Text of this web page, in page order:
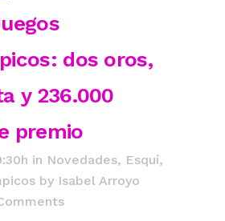
dos oros,
y 236.000
premio
in Novedades, Esquí,
by Isabel Arroyo